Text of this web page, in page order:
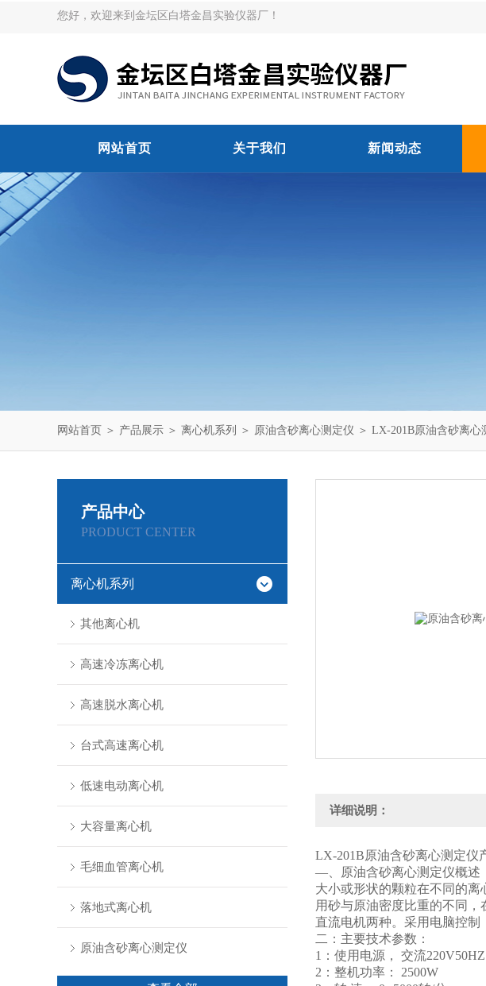
您好，欢迎来到金坛区白塔金昌实验仪器厂！
网站首页 关于我们 新闻动态
网站首页 ＞ 产品展示 ＞ 离心机系列 ＞ 原油含砂离心测定仪 ＞ LX-201B原油含砂离心
产品中心
PRODUCT CENTER
离心机系列
其他离心机
高速冷冻离心机
高速脱水离心机
台式高速离心机
低速电动离心机
大容量离心机
毛细血管离心机
落地式离心机
原油含砂离心测定仪
详细说明：
LX-201B原油含砂离心测定仪
—、原油含砂离心测定仪概述
大小或形状的颗粒在不同的
用砂与原油密度比重的不同
直流电机两种。采用电脑控制
二：主要技术参数：
1：使用电源， 交流220V50HZ
2：整机功率： 2500W